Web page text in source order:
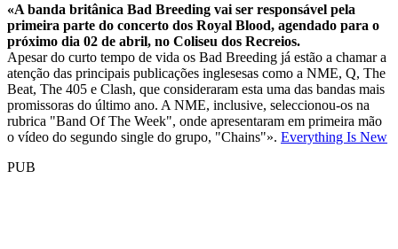
«A banda britânica Bad Breeding vai ser responsável pela
primeira parte do concerto dos Royal Blood, agendado para o
próximo dia 02 de abril, no Coliseu dos Recreios.
Apesar do curto tempo de vida os Bad Breeding já estão a chamar a
atenção das principais publicações inglesesas como a NME, Q, The
Beat, The 405 e Clash, que consideraram esta uma das bandas mais
promissoras do último ano. A NME, inclusive, seleccionou-os na
rubrica "Band Of The Week", onde apresentaram em primeira mão
o vídeo do segundo single do grupo, "Chains"». Everything Is New
PUB